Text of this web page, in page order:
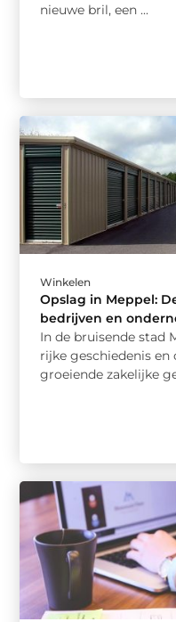
nieuwe bril, een ...
Winkelen
Opslag in Meppel:
bedrijven en
In de bruisende stad
rijke geschiedenis
groeiende zakelijke